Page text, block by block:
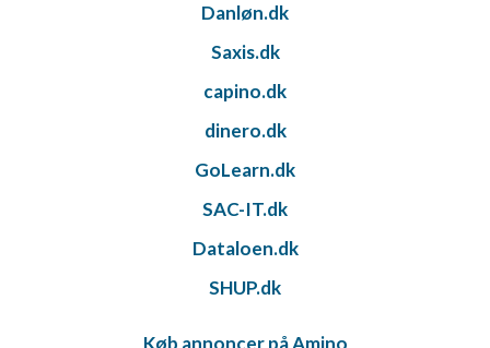
Danløn.dk
Saxis.dk
capino.dk
dinero.dk
GoLearn.dk
SAC-IT.dk
Dataloen.dk
SHUP.dk
Køb annoncer på Amino